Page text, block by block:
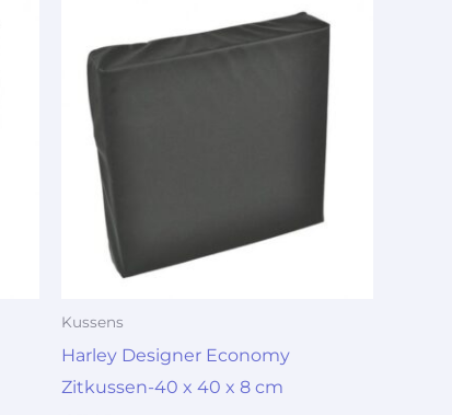
Kussens
Harley Designer Economy
Zitkussen-40 x 40 x 8 cm